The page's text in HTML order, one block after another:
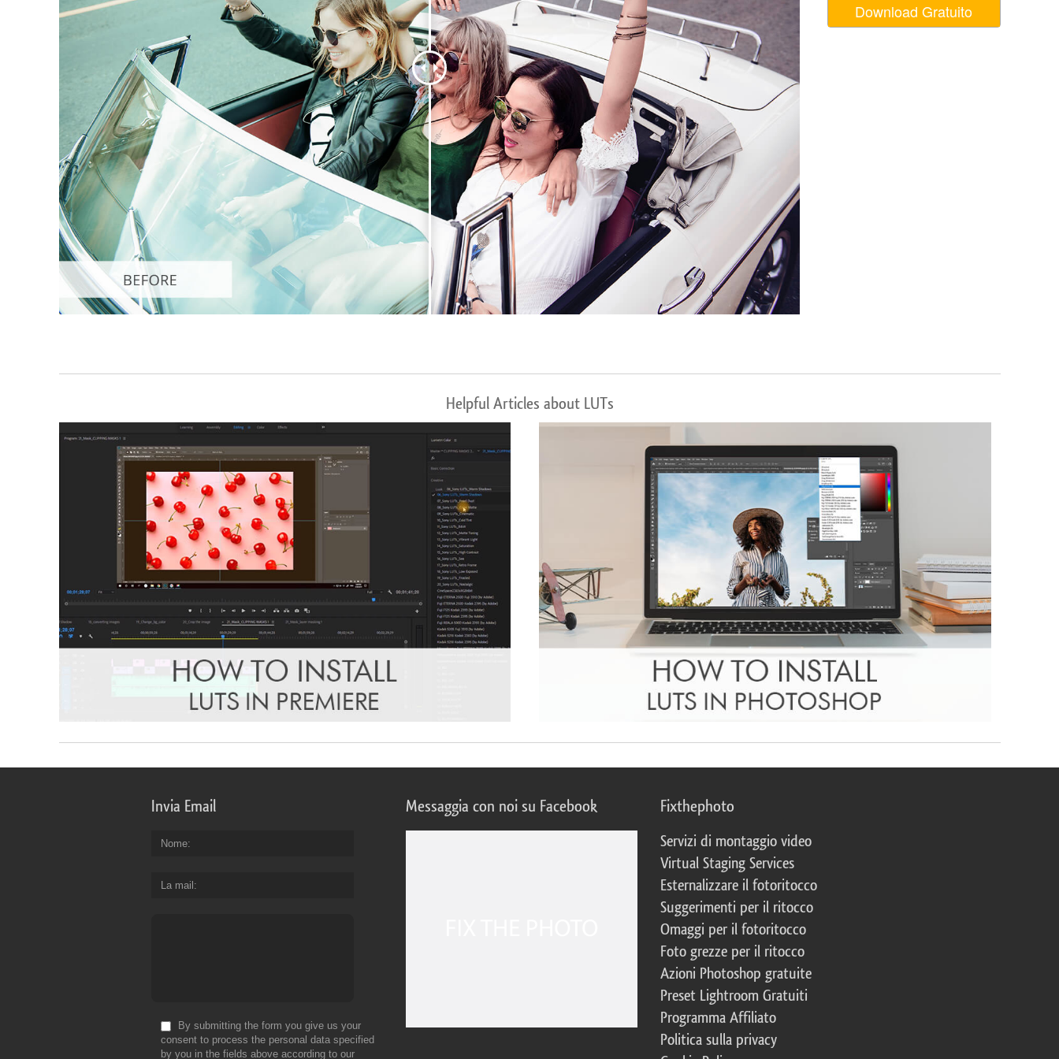
Servizi di ritocco del prodotto Servizi di ritocco gioielli Dati di Addestramento AI Video Editing ServicesDownload Gratuito
Helpful Articles about LUTs
Invia Email
Nome
La mail
By submitting the form you give us your
consent to process the personal data specified
by you in the fields above according to our
Messaggia con noi su Facebook Fixthephoto
Servizi di montaggio video
Virtual Staging Services
Esternalizzare il fotoritocco
Suggerimenti per il ritocco
Omaggi per il fotoritocco
Foto grezze per il ritocco
Azioni Photoshop gratuite
Preset Lightroom Gratuiti
Programma Affiliato
Politica sulla privacy